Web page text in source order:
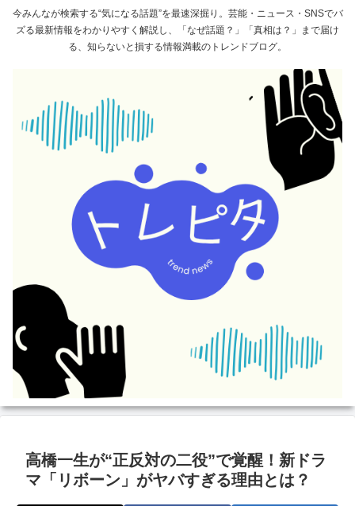
今みんなが検索する“気になる話題”を最速深掘り。芸能・ニュース・SNSでバ
ズる最新情報をわかりやすく解説し、「なぜ話題？」「真相は？」まで届け
る、知らないと損する情報満載のトレンドブログ。
高橋一生が“正反対の二役”で覚醒！新ドラ
マ「リボーン」がヤバすぎる理由とは？